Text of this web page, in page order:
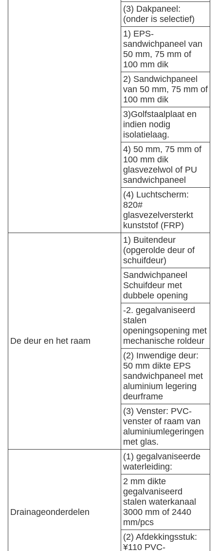
(3) Dakpaneel:
(onder is selectief)
1) EPS-
sandwichpaneel van
50 mm, 75 mm of
100 mm dik
2) Sandwichpaneel
van 50 mm, 75 mm of
100 mm dik
3)Golfstaalplaat en
indien nodig
isolatielaag.
4) 50 mm, 75 mm of
100 mm dik
glasvezelwol of PU
sandwichpaneel
(4) Luchtscherm:
820#
glasvezelversterkt
kunststof (FRP)
De deur en het raam
1) Buitendeur
(opgerolde deur of
schuifdeur)
Sandwichpaneel
Schuifdeur met
dubbele opening
-2. gegalvaniseerd
stalen
openingsopening met
mechanische roldeur
(2) Inwendige deur:
50 mm dikte EPS
sandwichpaneel met
aluminium legering
deurframe
(3) Venster: PVC-
venster of raam van
aluminiumlegeringen
met glas.
Drainageonderdelen
(1) gegalvaniseerde
waterleiding:
2 mm dikte
gegalvaniseerd
stalen waterkanaal
3000 mm of 2440
mm/pcs
(2) Afdekkingsstuk:
¥110 PVC-